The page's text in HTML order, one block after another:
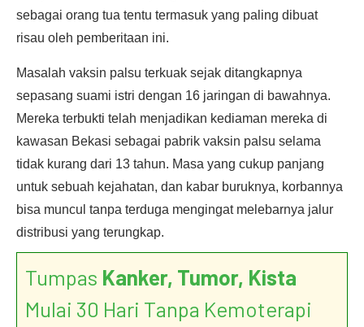
sebagai orang tua tentu termasuk yang paling dibuat
risau oleh pemberitaan ini.
Masalah vaksin palsu terkuak sejak ditangkapnya
sepasang suami istri dengan 16 jaringan di bawahnya.
Mereka terbukti telah menjadikan kediaman mereka di
kawasan Bekasi sebagai pabrik vaksin palsu selama
tidak kurang dari 13 tahun. Masa yang cukup panjang
untuk sebuah kejahatan, dan kabar buruknya, korbannya
bisa muncul tanpa terduga mengingat melebarnya jalur
distribusi yang terungkap.
Tumpas Kanker, Tumor, Kista
Mulai 30 Hari Tanpa Kemoterapi